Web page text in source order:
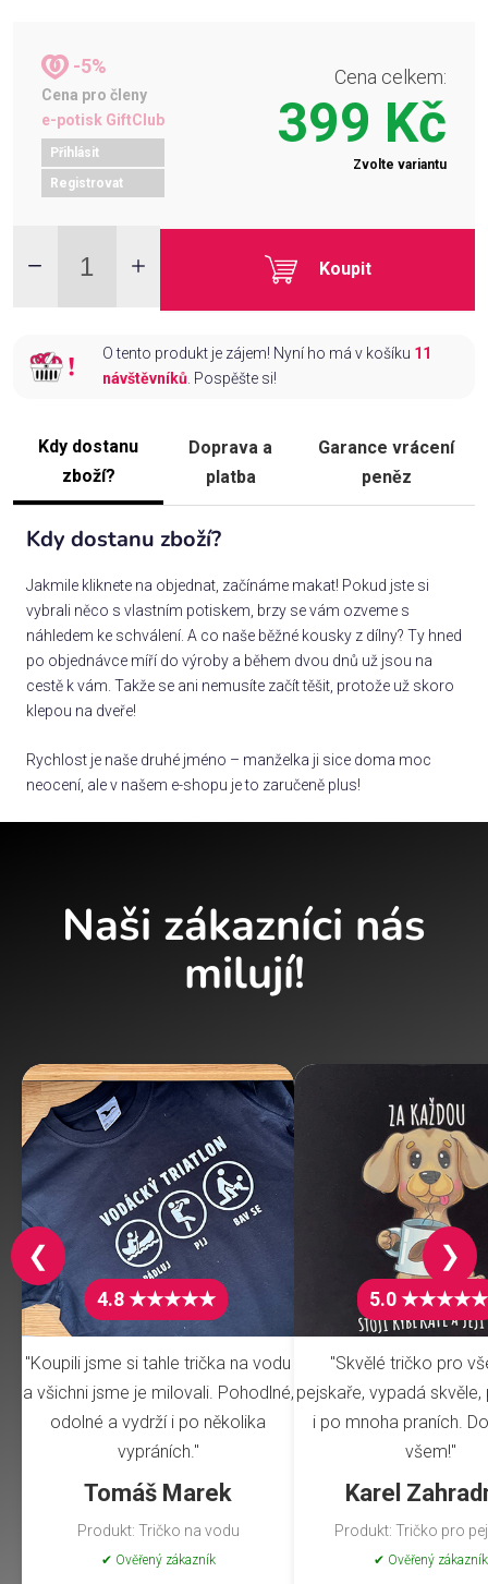
-5%
Cena pro členy
e-potisk GiftClub
Přihlásit
Registrovat
Cena celkem:
399 Kč
Zvolte variantu
Koupit
O tento produkt je zájem! Nyní ho má v košíku 11
návštěvníků. Pospěšte si!
Kdy dostanu
zboží?
Doprava a
platba
Garance vrácení
peněz
Kdy dostanu zboží?
Jakmile kliknete na objednat, začínáme makat! Pokud jste si
vybrali něco s vlastním potiskem, brzy se vám ozveme s
náhledem ke schválení. A co naše běžné kousky z dílny? Ty hned
po objednávce míří do výroby a během dvou dnů už jsou na
cestě k vám. Takže se ani nemusíte začít těšit, protože už skoro
klepou na dveře!
Rychlost je naše druhé jméno – manželka ji sice doma moc
neocení, ale v našem e-shopu je to zaručeně plus!
Naši zákazníci nás
milují!
4.8 ★★★★★
"Koupili jsme si tahle trička na vodu
a všichni jsme je milovali. Pohodlné,
odolné a vydrží i po několika
vypráních."
Tomáš Marek
Produkt: Tričko na vodu
✔ Ověřený zákazník
5.0 ★★★★★
"Skvělé tričko pro
pejskaře, vypadá
i po mnoha praních.
všem!"
Karel
Produkt: Tričko pro
✔ Ověřený zákazník
❮ ❯